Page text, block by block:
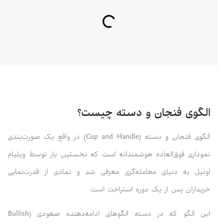
الگوی فنجان و دسته چیست؟
الگوی فنجان و دسته (Cup and Handle) در واقع یک صورت‌بندی
نموداری فوق‌العاده هوشمندانه است که نخستین بار توسط ویلیام
اونیل به دنیای معامله‌گری معرفی شد و نمادی از قدرت‌نمایی
خریداران پس از یک دوره استراحت است.
این الگو که در دسته الگوهای ادامه‌دهنده صعودی (Bullish